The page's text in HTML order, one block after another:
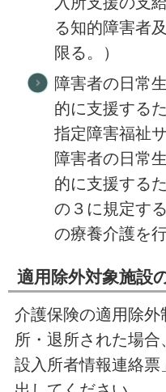
る知的障害者
限る。）
障害者の日常
的に支援する
指定障害福祉
障害者の日常
的に支援する
の３に規定す
の療養介護を
適用除外対象施設
介護保険の適用除外
所・退所された場
設入所者情報連絡